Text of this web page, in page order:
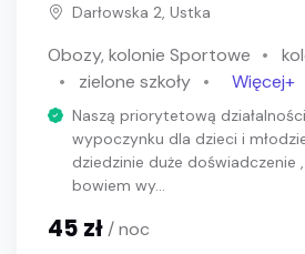
Darłowska 2, Ustka
Obozy, kolonie Sportowe
zielone szkoły
Więcej+
Naszą priorytetową
wypoczynku dla dzieci i
dziedzinie duże doświadczenie
bowiem wy...
45 zł / noc